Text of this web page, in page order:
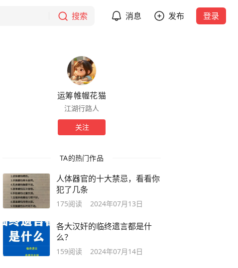
搜索 消息 发布 登录
运筹帷幄花猫
江湖行路人
关注
TA的热门作品
人体器官的十大禁忌，看看你
犯了几条
175阅读 2024年07月13日
各大汉奸的临终遗言都是什
么？
159阅读 2024年07月14日